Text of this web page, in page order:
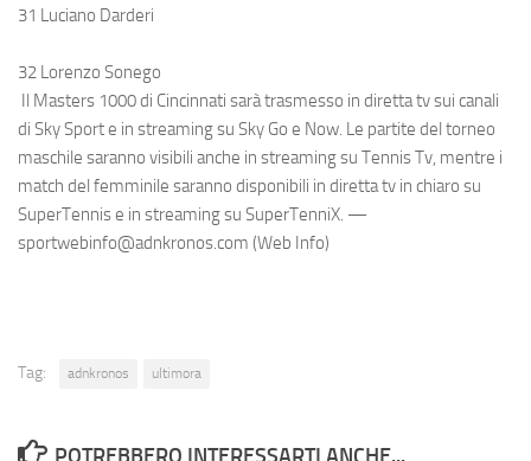
31 Luciano Darderi
32 Lorenzo Sonego
Il Masters 1000 di Cincinnati sarà trasmesso in diretta tv sui canali
di Sky Sport e in streaming su Sky Go e Now. Le partite del torneo
maschile saranno visibili anche in streaming su Tennis Tv, mentre i
match del femminile saranno disponibili in diretta tv in chiaro su
SuperTennis e in streaming su SuperTenniX. —
sportwebinfo@adnkronos.com (Web Info)
Tag: adnkronos ultimora